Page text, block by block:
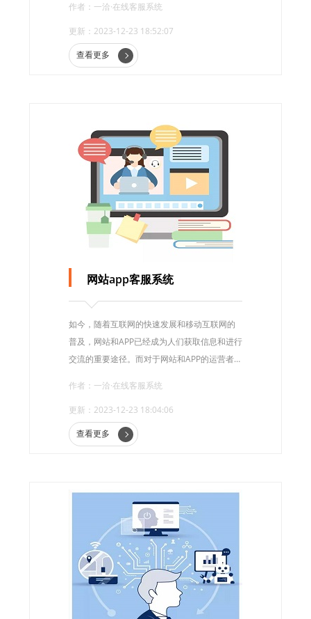
题解答和售后服务等，极大地方便了用户并提
升了网站的竞争力。
作者：一洽·在线客服系统
更新：2023-12-23 18:52:07
查看更多
网站app客服系统
如今，随着互联网的快速发展和移动互联网的
普及，网站和APP已经成为人们获取信息和进行
交流的重要途径。而对于网站和APP的运营者来
此，网站APP客服系统应运而生，成为了提升用
户体验的一把利器。
作者：一洽·在线客服系统
更新：2023-12-23 18:04:06
查看更多